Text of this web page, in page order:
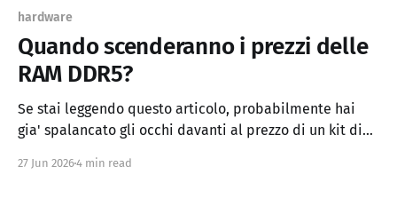
hardware
Quando scenderanno i prezzi delle
RAM DDR5?
Se stai leggendo questo articolo, probabilmente hai
gia' spalancato gli occhi davanti al prezzo di un kit di
costava 80-100 euro oggi te la cavi con 300-500 euro, se
27 Jun 20264 min read